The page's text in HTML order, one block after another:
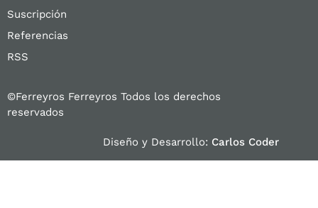
Suscripción
Referencias
RSS
©Ferreyros Ferreyros Todos los derechos
reservados
Diseño y Desarrollo: Carlos Coder